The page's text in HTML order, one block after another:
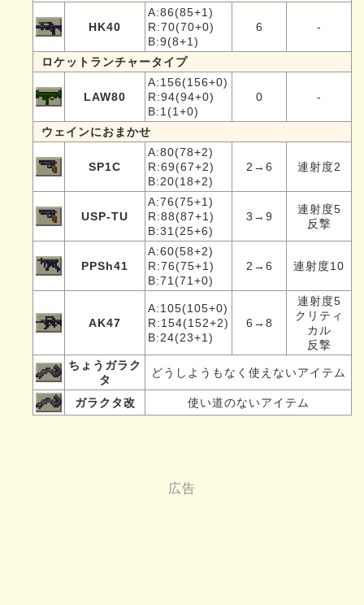
HK40
A:86(85+1)
R:70(70+0)
B:9(8+1)
6 -
ロケットランチャータイプ
LAW80
A:156(156+0)
R:94(94+0)
B:1(1+0)
0 -
ウェインにおまかせ
SP1C
A:80(78+2)
R:69(67+2)
B:20(18+2)
2→6 連射度2
USP-TU
A:76(75+1)
R:88(87+1)
B:31(25+6)
3→9
連射度5
反撃
PPSh41
A:60(58+2)
R:76(75+1)
B:71(71+0)
2→6 連射度10
AK47
A:105(105+0)
R:154(152+2)
B:24(23+1)
6→8
連射度5
クリティ
カル
反撃
ちょうガラク
タ
どうしようもなく使えないアイテム
ガラクタ改 使い道のないアイテム